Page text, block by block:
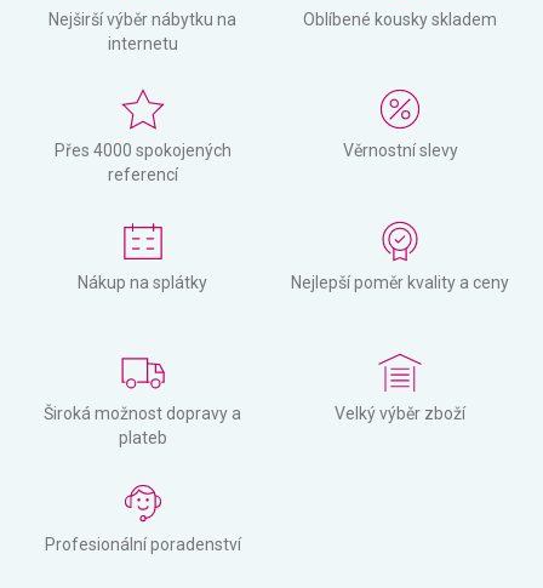
Nejširší výběr nábytku na
internetu
Oblíbené kousky skladem
Přes 4000 spokojených
referencí
Věrnostní slevy
Nákup na splátky Nejlepší poměr kvality a ceny
Široká možnost dopravy a
plateb
Velký výběr zboží
Profesionální poradenství